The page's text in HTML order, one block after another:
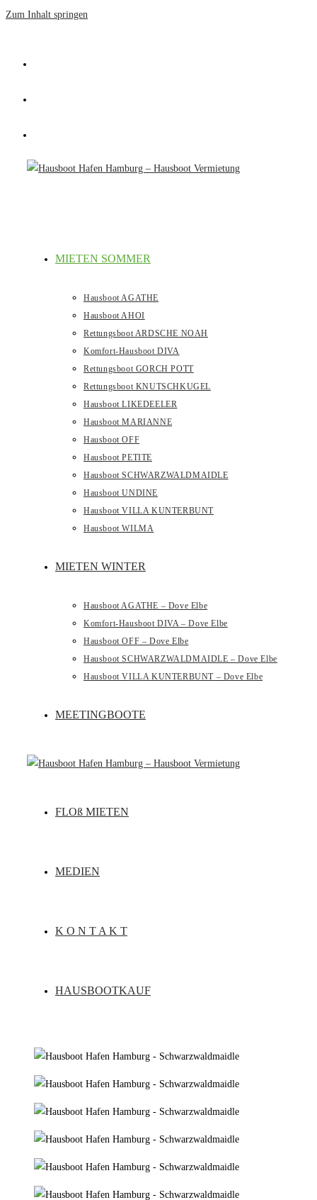
Zum Inhalt springen
MIETEN SOMMER
Hausboot AGATHE
Hausboot AHOI
Rettungsboot ARDSCHE NOAH
Komfort-Hausboot DIVA
Rettungsboot GORCH POTT
Rettungsboot KNUTSCHKUGEL
Hausboot LIKEDEELER
Hausboot MARIANNE
Hausboot OFF
Hausboot PETITE
Hausboot SCHWARZWALDMAIDLE
Hausboot UNDINE
Hausboot VILLA KUNTERBUNT
Hausboot WILMA
MIETEN WINTER
Hausboot AGATHE – Dove Elbe
Komfort-Hausboot DIVA – Dove Elbe
Hausboot OFF – Dove Elbe
Hausboot SCHWARZWALDMAIDLE – Dove Elbe
Hausboot VILLA KUNTERBUNT – Dove Elbe
MEETINGBOOTE
FLOß MIETEN
MEDIEN
K O N T A K T
HAUSBOOTKAUF